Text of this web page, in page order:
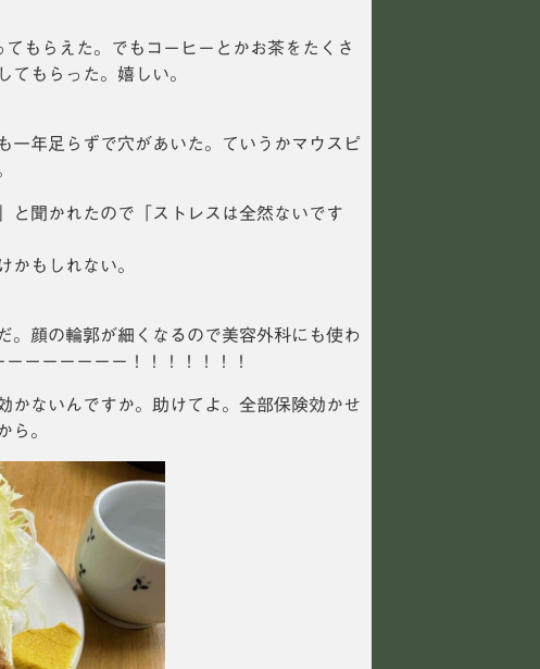
もらえた。でもコーヒーとかお茶をたくさ
てもらった。嬉しい。
一年足らずで穴があいた。ていうかマウスピ
と聞かれたので「ストレスは全然ないです
かもしれない。
。顔の輪郭が細くなるので美容外科にも使わ
ーーーーーー！！！！！！！
かないんですか。助けてよ。全部保険効かせ
ら。